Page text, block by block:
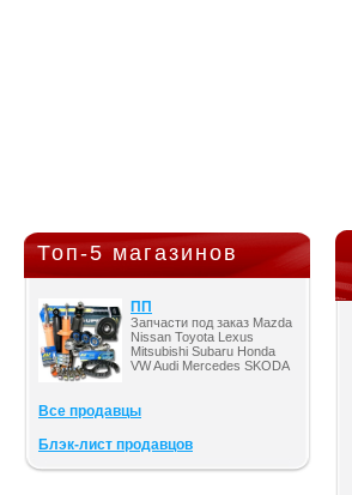
Топ-5 магазинов
ПП
Запчасти под заказ Mazda
Nissan Toyota Lexus
Mitsubishi Subaru Honda
VW Audi Mercedes SKODA
Все продавцы
Блэк-лист продавцов